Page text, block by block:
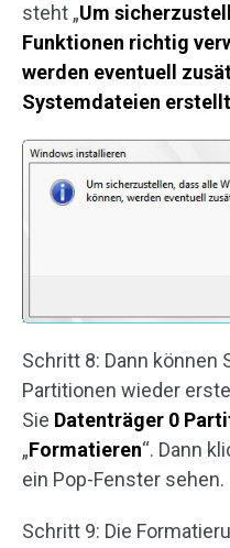
steht „Um
Funktionen richtig
werden eventuell
Systemdateien
Schritt 8: Dann können
Partitionen wieder
Sie Datenträger 0
„Formatieren“. Dann
ein Pop-Fenster sehen.
Schritt 9: Die